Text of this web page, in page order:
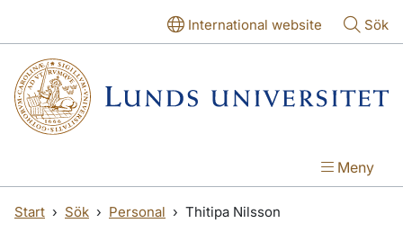
International website Sök
Meny
Start Sök Personal Thitipa Nilsson